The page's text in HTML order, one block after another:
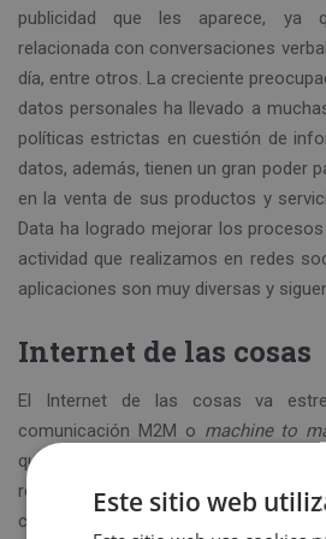
publicidad que les aparece, ya
relacionada con conversaciones
día, entre otros. La creciente
datos personales ha llevado a
políticas estrictas en cuestión de
datos, además, tienen un gran poder
en la venta de sus productos y
Data ha logrado mejorar los
actividad que realizamos en redes
aplicaciones son muy diversas y
Internet de las cosas
El Internet de las cosas va
comunicación M2M o machine to
que utilizan Internet para parte (o
requieren de elementos como el
cobertura disponible. Esta
Este sitio web